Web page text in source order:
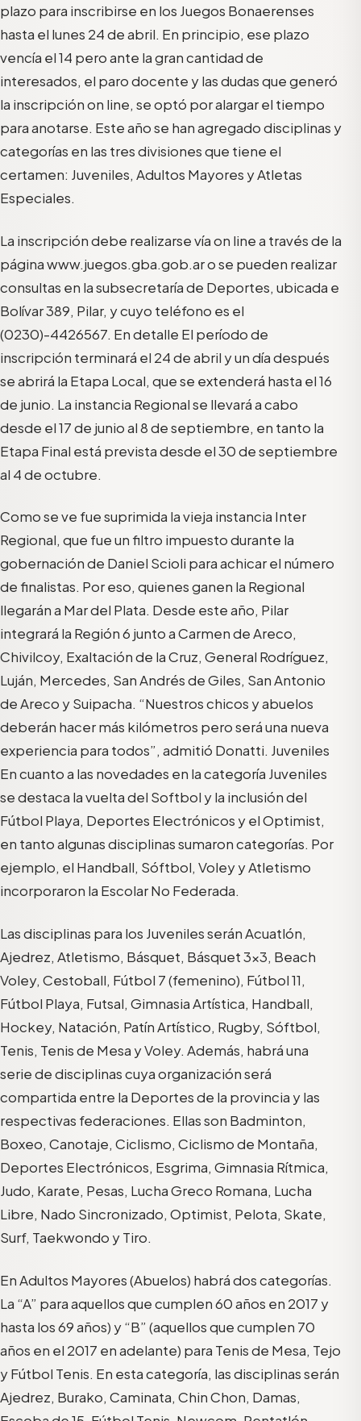
plazo para inscribirse en los Juegos Bonaerenses
hasta el lunes 24 de abril. En principio, ese plazo
vencía el 14 pero ante la gran cantidad de
interesados, el paro docente y las dudas que generó
la inscripción on line, se optó por alargar el tiempo
para anotarse. Este año se han agregado disciplinas y
categorías en las tres divisiones que tiene el
certamen: Juveniles, Adultos Mayores y Atletas
Especiales.
La inscripción debe realizarse vía on line a través de la
página www.juegos.gba.gob.ar o se pueden realizar
consultas en la subsecretaría de Deportes, ubicada e
Bolívar 389, Pilar, y cuyo teléfono es el
(0230)-4426567. En detalle El período de
inscripción terminará el 24 de abril y un día después
se abrirá la Etapa Local, que se extenderá hasta el 16
de junio. La instancia Regional se llevará a cabo
desde el 17 de junio al 8 de septiembre, en tanto la
Etapa Final está prevista desde el 30 de septiembre
al 4 de octubre.
Como se ve fue suprimida la vieja instancia Inter
Regional, que fue un filtro impuesto durante la
gobernación de Daniel Scioli para achicar el número
de finalistas. Por eso, quienes ganen la Regional
llegarán a Mar del Plata. Desde este año, Pilar
integrará la Región 6 junto a Carmen de Areco,
Chivilcoy, Exaltación de la Cruz, General Rodríguez,
Luján, Mercedes, San Andrés de Giles, San Antonio
de Areco y Suipacha. “Nuestros chicos y abuelos
deberán hacer más kilómetros pero será una nueva
experiencia para todos”, admitió Donatti. Juveniles
En cuanto a las novedades en la categoría Juveniles
se destaca la vuelta del Softbol y la inclusión del
Fútbol Playa, Deportes Electrónicos y el Optimist,
en tanto algunas disciplinas sumaron categorías. Por
ejemplo, el Handball, Sóftbol, Voley y Atletismo
incorporaron la Escolar No Federada.
Las disciplinas para los Juveniles serán Acuatlón,
Ajedrez, Atletismo, Básquet, Básquet 3×3, Beach
Voley, Cestoball, Fútbol 7 (femenino), Fútbol 11,
Fútbol Playa, Futsal, Gimnasia Artística, Handball,
Hockey, Natación, Patín Artístico, Rugby, Sóftbol,
Tenis, Tenis de Mesa y Voley. Además, habrá una
serie de disciplinas cuya organización será
compartida entre la Deportes de la provincia y las
respectivas federaciones. Ellas son Badminton,
Boxeo, Canotaje, Ciclismo, Ciclismo de Montaña,
Deportes Electrónicos, Esgrima, Gimnasia Rítmica,
Judo, Karate, Pesas, Lucha Greco Romana, Lucha
Libre, Nado Sincronizado, Optimist, Pelota, Skate,
Surf, Taekwondo y Tiro.
En Adultos Mayores (Abuelos) habrá dos categorías.
La “A” para aquellos que cumplen 60 años en 2017 y
hasta los 69 años) y “B” (aquellos que cumplen 70
años en el 2017 en adelante) para Tenis de Mesa, Tejo
y Fútbol Tenis. En esta categoría, las disciplinas serán
Ajedrez, Burako, Caminata, Chin Chon, Damas,